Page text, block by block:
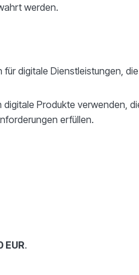
werden.
digitale Dienstleistungen,
Produkte verwenden,
erfüllen.
.